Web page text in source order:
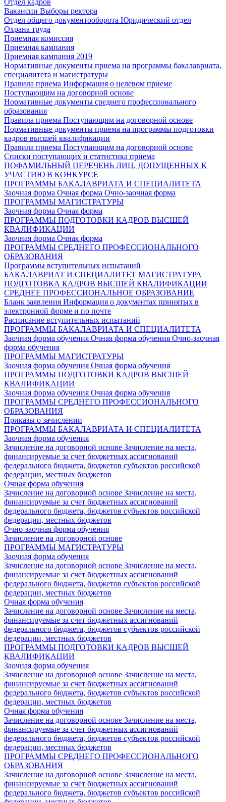
Вакансии Выборы ректора
Отдел общего документооборота Юридический отдел
Охрана труда
Приемная комиссия
Приемная кампания
Приемная кампания 2019
Нормативные документы приема на программы бакалавриата,
специалитета и магистратуры
Правила приема Информация о целевом приеме
Поступающим на договорной основе
Нормативные документы среднего профессионального
образования
Правила приема Поступающим на договорной основе
Нормативные документы приема на программы подготовки
кадров высшей квалификации
Правила приема Поступающим на договорной основе
Списки поступающих и статистика приема
ПОФАМИЛЬНЫЙ ПЕРЕЧЕНЬ ЛИЦ, ДОПУЩЕННЫХ К
УЧАСТИЮ В КОНКУРСЕ
ПРОГРАММЫ БАКАЛАВРИАТА И СПЕЦИАЛИТЕТА
Заочная форма Очная форма Очно-заочная форма
ПРОГРАММЫ МАГИСТРАТУРЫ
Заочная форма Очная форма
ПРОГРАММЫ ПОДГОТОВКИ КАДРОВ ВЫСШЕЙ
КВАЛИФИКАЦИИ
Заочная форма Очная форма
ПРОГРАММЫ СРЕДНЕГО ПРОФЕССИОНАЛЬНОГО
ОБРАЗОВАНИЯ
Программы вступительных испытаний
БАКАЛАВРИАТ И СПЕЦИАЛИТЕТ МАГИСТРАТУРА
ПОДГОТОВКА КАДРОВ ВЫСШЕЙ КВАЛИФИКАЦИИ
СРЕДНЕЕ ПРОФЕССИОНАЛЬНОЕ ОБРАЗОВАНИЕ
Бланк заявления Информация о документах принятых в
электронной форме и по почте
Расписание вступительных испытаний
ПРОГРАММЫ БАКАЛАВРИАТА И СПЕЦИАЛИТЕТА
Заочная форма обучения Очная форма обучения Очно-заочная
форма обучения
ПРОГРАММЫ МАГИСТРАТУРЫ
Заочная форма обучения Очная форма обучения
ПРОГРАММЫ ПОДГОТОВКИ КАДРОВ ВЫСШЕЙ
КВАЛИФИКАЦИИ
Заочная форма обучения Очная форма обучения
ПРОГРАММЫ СРЕДНЕГО ПРОФЕССИОНАЛЬНОГО
ОБРАЗОВАНИЯ
Приказы о зачислении
ПРОГРАММЫ БАКАЛАВРИАТА И СПЕЦИАЛИТЕТА
Заочная форма обучения
Зачисление на договорной основе Зачисление на места,
финансируемые за счет бюджетных ассигнований
федерального бюджета, бюджетов субъектов российской
федерации, местных бюджетов
Очная форма обучения
Зачисление на договорной основе Зачисление на места,
финансируемые за счет бюджетных ассигнований
федерального бюджета, бюджетов субъектов российской
федерации, местных бюджетов
Очно-заочная форма обучения
Зачисление на договорной основе
ПРОГРАММЫ МАГИСТРАТУРЫ
Заочная форма обучения
Зачисление на договорной основе Зачисление на места,
финансируемые за счет бюджетных ассигнований
федерального бюджета, бюджетов субъектов российской
федерации, местных бюджетов
Очная форма обучения
Зачисление на договорной основе Зачисление на места,
финансируемые за счет бюджетных ассигнований
федерального бюджета, бюджетов субъектов российской
федерации, местных бюджетов
ПРОГРАММЫ ПОДГОТОВКИ КАДРОВ ВЫСШЕЙ
КВАЛИФИКАЦИИ
Заочная форма обучения
Зачисление на договорной основе Зачисление на места,
финансируемые за счет бюджетных ассигнований
федерального бюджета, бюджетов субъектов российской
федерации, местных бюджетов
Очная форма обучения
Зачисление на договорной основе Зачисление на места,
финансируемые за счет бюджетных ассигнований
федерального бюджета, бюджетов субъектов российской
федерации, местных бюджетов
ПРОГРАММЫ СРЕДНЕГО ПРОФЕССИОНАЛЬНОГО
ОБРАЗОВАНИЯ
Зачисление на договорной основе Зачисление на места,
финансируемые за счет бюджетных ассигнований
федерального бюджета, бюджетов субъектов российской